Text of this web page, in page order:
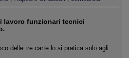
lavoro funzionari tecnici
delle tre carte lo si pratica solo agli